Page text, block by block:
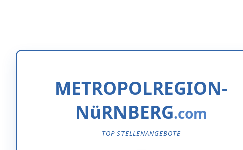
METROPOLREGION-
NüRNBERG
TOP STELLENANGEBOTE